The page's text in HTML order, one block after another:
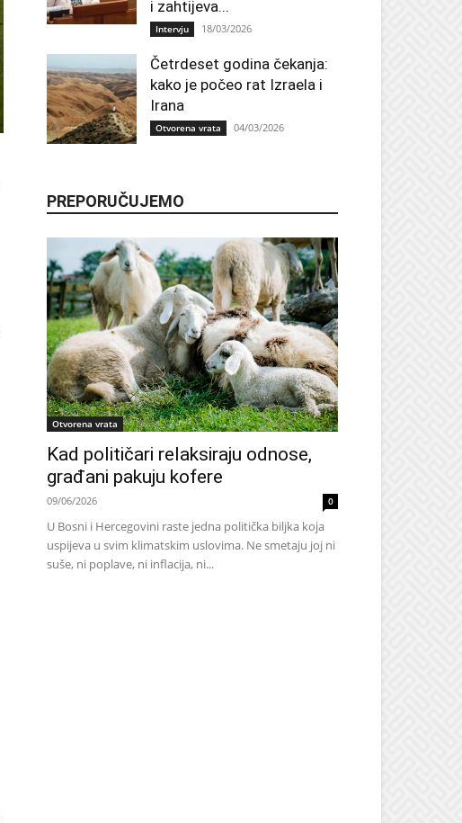
i zahtijeva...
Intervju 18/03/2026
Četrdeset godina čekanja:
kako je počeo rat Izraela i
Irana
Otvorena vrata 04/03/2026
PREPORUČUJEMO
Otvorena vrata
Kad političari relaksiraju odnose,
građani pakuju kofere
09/06/2026 0
U Bosni i Hercegovini raste jedna politička biljka koja
uspijeva u svim klimatskim uslovima. Ne smetaju joj ni
suše, ni poplave, ni inflacija, ni...